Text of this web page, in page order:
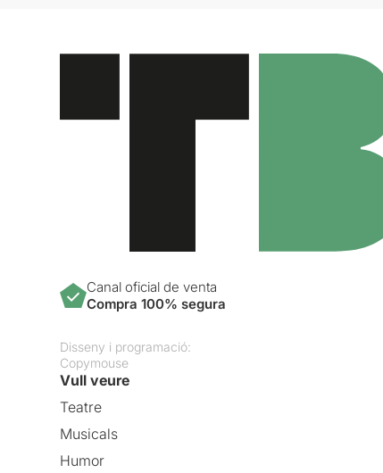
Canal oficial de venta
Compra 100% segura
Disseny i programació:
Copymouse
Vull veure
Teatre
Musicals
Humor